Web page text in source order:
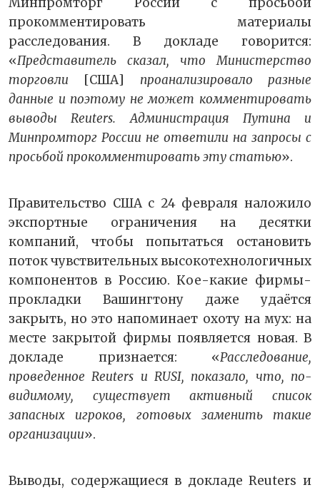
прокомментировать материалы
расследования. В докладе говорится:
«Представитель сказал, что Министерство
торговли [США] проанализировало разные
данные и поэтому не может комментировать
выводы Reuters. Администрация Путина и
Минпромторг России не ответили на запросы с
просьбой прокомментировать эту статью».
Правительство США с 24 февраля наложило
экспортные ограничения на десятки
компаний, чтобы попытаться остановить
поток чувствительных высокотехнологичных
компонентов в Россию. Кое-какие фирмы-
прокладки Вашингтону даже удаётся
закрыть, но это напоминает охоту на мух: на
месте закрытой фирмы появляется новая. В
докладе признается: «Расследование,
проведенное Reuters и RUSI, показало, что, по-
видимому, существует активный список
запасных игроков, готовых заменить такие
организации».
Выводы, содержащиеся в докладе Reuters и